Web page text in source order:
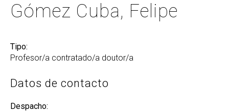
Gómez Cuba, Felipe
Tipo:
Profesor/a contratado/a doutor/a
Datos de contacto
Despacho: